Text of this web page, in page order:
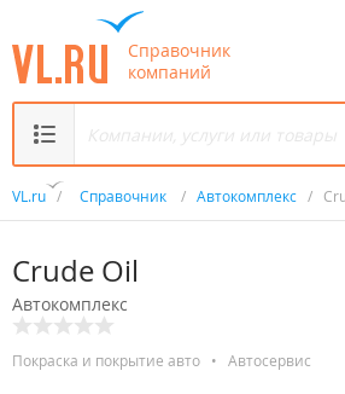
Справочник
компаний
VL.ru / Справочник / Автокомплекс /
Crude Oil
Автокомплекс
Покраска и покрытие авто • Автосервис